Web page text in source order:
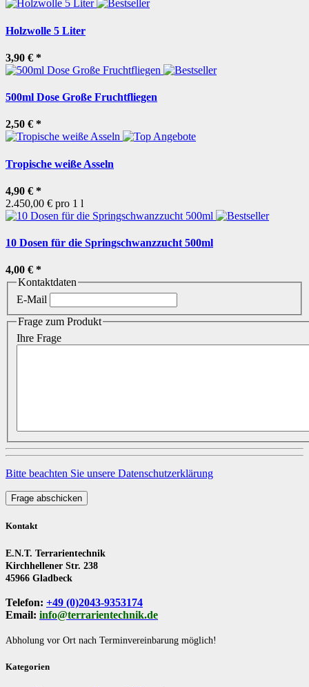
Holzwolle 5 Liter
3,90 € *
500ml Dose Große Fruchtfliegen
2,50 € *
Tropische weiße Asseln
4,90 € *
2.450,00 € pro 1 l
10 Dosen für die Springschwanzzucht 500ml
4,00 € *
Kontaktdaten
E-Mail
Frage zum Produkt
Ihre Frage
Bitte beachten Sie unsere Datenschutzerklärung
Frage abschicken
Kontakt
E.N.T. Terrarientechnik
Kirchhellener Str. 238
45966 Gladbeck
Telefon: +49 (0)2043-9353174
Email: info@terrarientechnik.de
Abholung vor Ort nach Terminvereinbarung möglich!
Kategorien